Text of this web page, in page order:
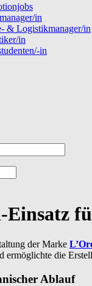
in
& Logistikmanager/in
in
in
der Marke
ermöglichte die
Ablauf